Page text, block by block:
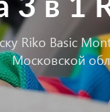
3 в 1
Riko Basic
Московской